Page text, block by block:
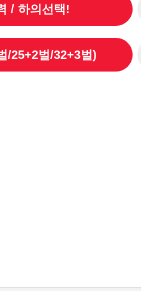
/ 하의선택!
/25+2벌/32+3벌)